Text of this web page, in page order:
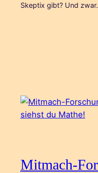
Skeptix gibt? Und
Mitmach-